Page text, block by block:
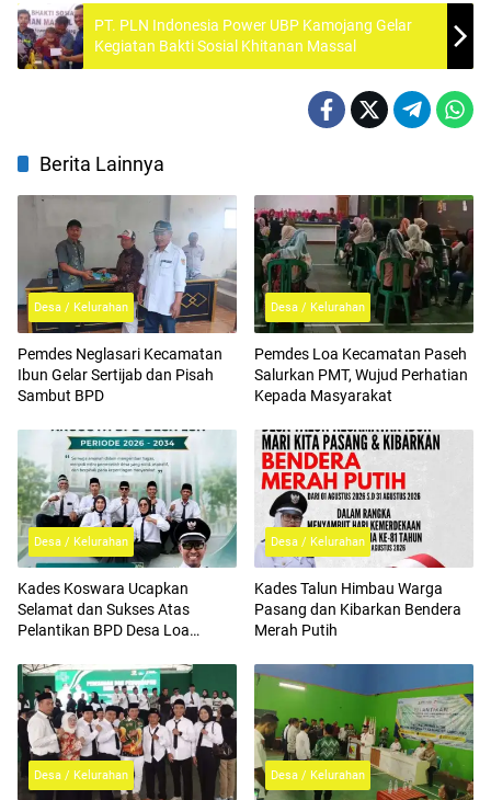
PT. PLN Indonesia Power UBP Kamojang Gelar
Kegiatan Bakti Sosial Khitanan Massal
Berita Lainnya
Desa / Kelurahan
Pemdes Neglasari Kecamatan
Ibun Gelar Sertijab dan Pisah
Sambut BPD
Desa / Kelurahan
Pemdes Loa Kecamatan Paseh
Salurkan PMT, Wujud Perhatian
Kepada Masyarakat
Desa / Kelurahan
Kades Koswara Ucapkan
Selamat dan Sukses Atas
Pelantikan BPD Desa Loa
Desa / Kelurahan
Kades Talun Himbau Warga
Pasang dan Kibarkan Bendera
Merah Putih
Desa / Kelurahan Desa / Kelurahan